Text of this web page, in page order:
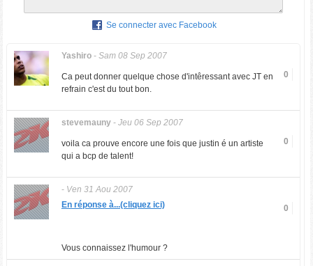
Se connecter avec Facebook
Yashiro- Sam 08 Sep 2007
0
Ca peut donner quelque chose d'intêressant avec JT en
refrain c'est du tout bon.
stevemauny- Jeu 06 Sep 2007
0
voila ca prouve encore une fois que justin é un artiste
qui a bcp de talent!
- Ven 31 Aou 2007
0
En réponse à...(cliquez ici)
Vous connaissez l'humour ?